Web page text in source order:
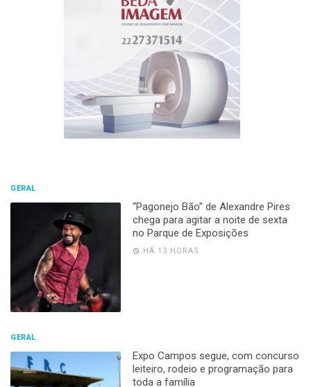
GERAL
“Pagonejo Bão” de Alexandre Pires
chega para agitar a noite de sexta
no Parque de Exposições
HÁ 13 HORAS
GERAL
Expo Campos segue, com concurso
leiteiro, rodeio e programação para
toda a família